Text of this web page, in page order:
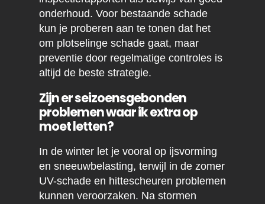
onderhoud. Voor bestaande schade
kun je proberen aan te tonen dat het
om plotselinge schade gaat, maar
preventie door regelmatige controles is
altijd de beste strategie.
Zijn er seizoensgebonden
problemen waar ik extra op
moet letten?
In de winter let je vooral op ijsvorming
en sneeuwbelasting, terwijl in de zomer
UV-schade en hittescheuren problemen
kunnen veroorzaken. Na stormen